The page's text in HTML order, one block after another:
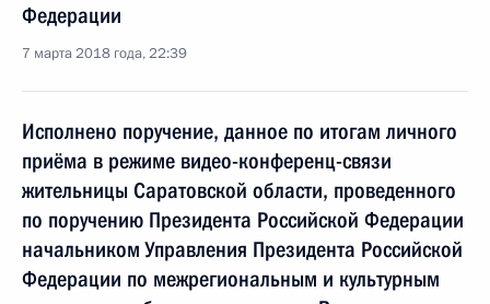
Федерации
7 марта 2018 года, 22:39
Исполнено поручение, данное по итогам личного
приёма в режиме видео-конференц-связи
жительницы Саратовской области, проведенного
по поручению Президента Российской Федерации
начальником Управления Президента Российской
Федерации по межрегиональным и культурным